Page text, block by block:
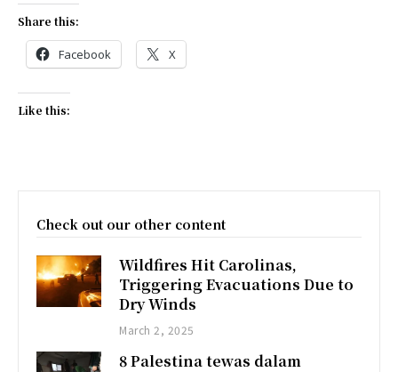
Share this:
Facebook X
Like this:
Check out our other content
Wildfires Hit Carolinas,
Triggering Evacuations Due to
Dry Winds
March 2, 2025
8 Palestina tewas dalam